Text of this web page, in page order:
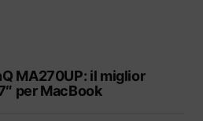
MA270UP: il miglior
per MacBook